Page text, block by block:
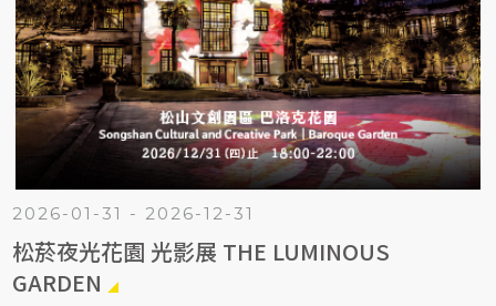
2026-01-31 - 2026-12-31
松菸夜光花園 光影展 THE LUMINOUS
GARDEN